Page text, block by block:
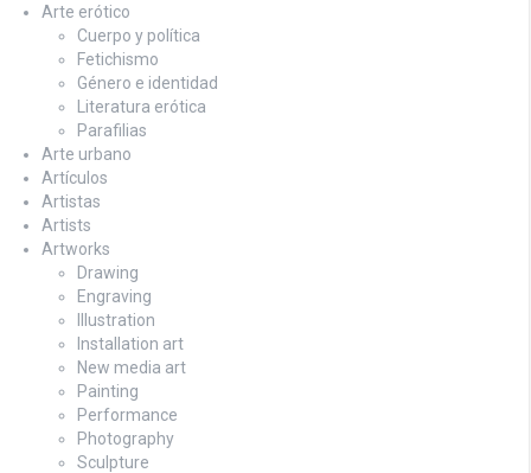
Arte erótico
Cuerpo y política
Fetichismo
Género e identidad
Literatura erótica
Parafilias
Arte urbano
Artículos
Artistas
Artists
Artworks
Drawing
Engraving
Illustration
Installation art
New media art
Painting
Performance
Photography
Sculpture